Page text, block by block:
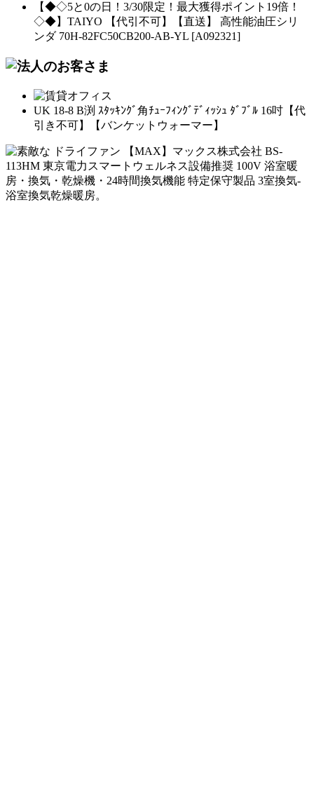
【◆◇5と0の日！3/30限定！最大獲得ポイント19倍！
◇◆】TAIYO 【代引不可】【直送】 高性能油圧シリ
ンダ 70H-82FC50CB200-AB-YL [A092321]
UK 18-8 B渕 ｽﾀｯｷﾝｸﾞ角ﾁｭｰﾌｨﾝｸﾞﾃﾞｨｯｼｭ ﾀﾞﾌﾞﾙ 16吋【代
引き不可】【バンケットウォーマー】